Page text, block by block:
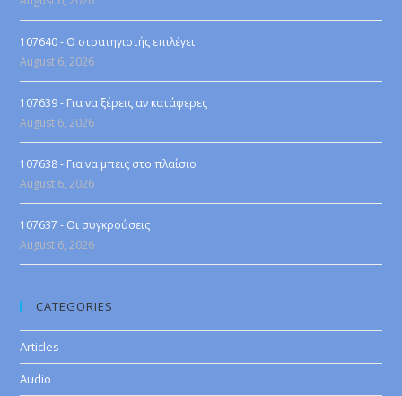
107640 - Ο στρατηγιστής επιλέγει
August 6, 2026
107639 - Για να ξέρεις αν κατάφερες
August 6, 2026
107638 - Για να μπεις στο πλαίσιο
August 6, 2026
107637 - Οι συγκρούσεις
August 6, 2026
CATEGORIES
Articles
Audio